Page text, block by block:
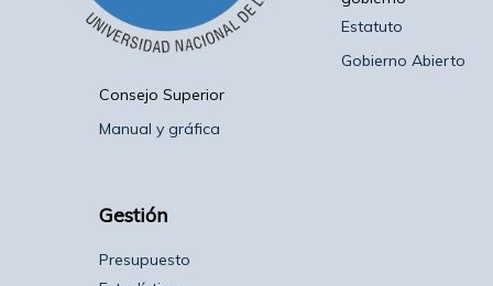
Estatuto
Gobierno Abierto
Consejo Superior
Manual y gráfica
Gestión
Presupuesto